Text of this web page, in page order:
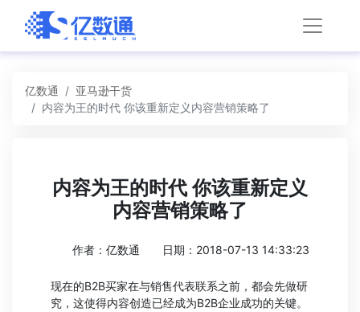
亿数通
亚马逊干货
内容为王的时代 你该重新定义内容营销策略了
内容为王的时代 你该重新定义
内容营销策略了
作者：亿数通 日期：2018-07-13 14:33:23
现在的B2B买家在与销售代表联系之前，都会先做研
究，这使得内容创造已经成为B2B企业成功的关键。